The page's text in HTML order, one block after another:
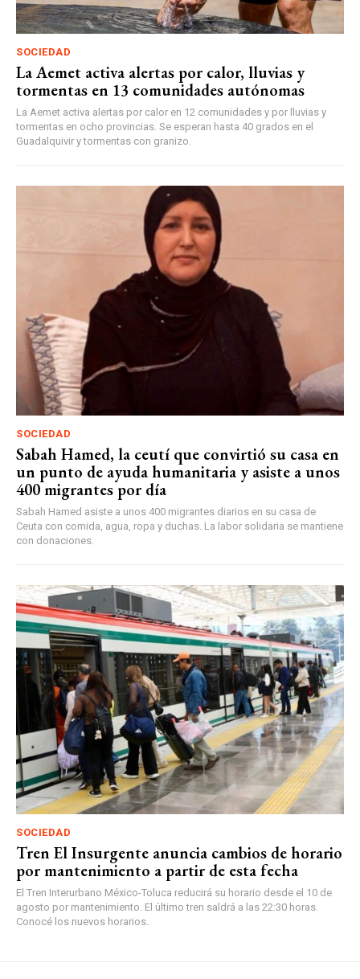
SOCIEDAD
La Aemet activa alertas por calor, lluvias y
tormentas en 13 comunidades autónomas
La Aemet activa alertas por calor en 12 comunidades y por lluvias y
tormentas en ocho provincias. Se esperan hasta 40 grados en el
Guadalquivir y tormentas con granizo.
SOCIEDAD
Sabah Hamed, la ceutí que convirtió su casa en
un punto de ayuda humanitaria y asiste a unos
400 migrantes por día
Sabah Hamed asiste a unos 400 migrantes diarios en su casa de
Ceuta con comida, agua, ropa y duchas. La labor solidaria se mantiene
con donaciones.
SOCIEDAD
Tren El Insurgente anuncia cambios de horario
por mantenimiento a partir de esta fecha
El Tren Interurbano México-Toluca reducirá su horario desde el 10 de
agosto por mantenimiento. El último tren saldrá a las 22:30 horas.
Conocé los nuevos horarios.